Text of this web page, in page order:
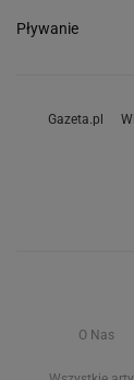
Pływanie
Gazeta.pl
O Nas